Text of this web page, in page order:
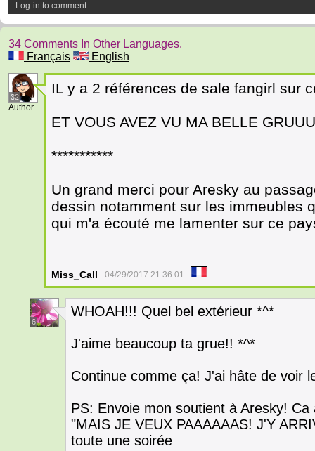
Log-in to comment
34 Comments In Other Languages.
Français
English
32
Author
IL y a 2 références de sale fangirl sur
ET VOUS AVEZ VU MA BELLE
***********
Un grand merci pour Aresky au
dessin notamment sur les immeubles
qui m'a écouté me lamenter sur ce
Miss_Call 04/29/2017 21:36:01
6
WHOAH!!! Quel bel extérieur *^*
J'aime beaucoup ta grue!! *^*
Continue comme ça! J'ai hâte de voir
PS: Envoie mon soutient à Aresky!
"MAIS JE VEUX PAAAAAAS! J'Y
toute une soirée